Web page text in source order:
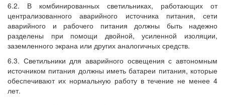
6.2. В комбинированных светильниках, работающих от
централизованного аварийного источника питания, сети
аварийного и рабочего питания должны быть надежно
разделены при помощи двойной, усиленной изоляции,
заземленного экрана или других аналогичных средств.
6.3. Светильники для аварийного освещения с автономным
источником питания должны иметь батареи питания, которые
обеспечивают их нормальную работу в течение не менее 4
лет.